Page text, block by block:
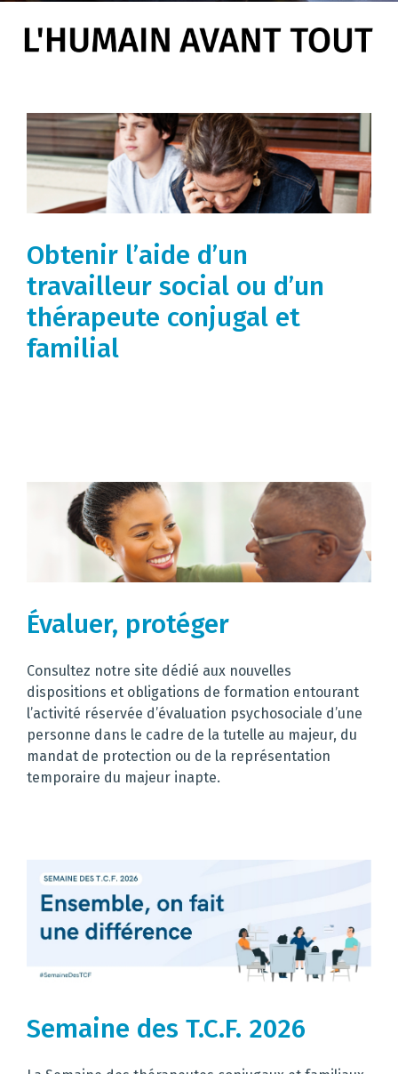
Obtenir l’aide d’un
travailleur social ou d’un
thérapeute conjugal et
familial
Évaluer, protéger
Consultez notre site dédié aux nouvelles
dispositions et obligations de formation entourant
l’activité réservée d’évaluation psychosociale d’une
personne dans le cadre de la tutelle au majeur, du
mandat de protection ou de la représentation
temporaire du majeur inapte.
Semaine des T.C.F. 2026